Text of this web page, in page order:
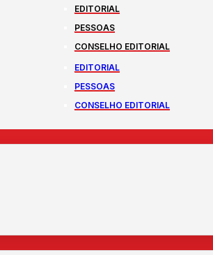
EDITORIAL
PESSOAS
CONSELHO EDITORIAL
EDITORIAL
PESSOAS
CONSELHO EDITORIAL